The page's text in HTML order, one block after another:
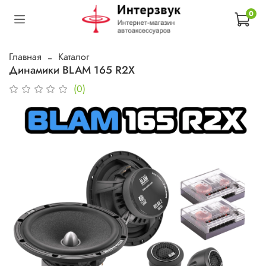
0
Главная Каталог
Динамики BLAM 165 R2X
(0)